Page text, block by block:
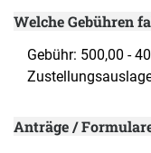
Welche Gebühren
Gebühr: 500,00 -
Anträge /